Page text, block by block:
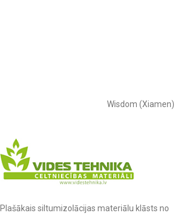
Wisdom (Xiamen)
Plašākais siltumizolācijas materiālu klāsts no